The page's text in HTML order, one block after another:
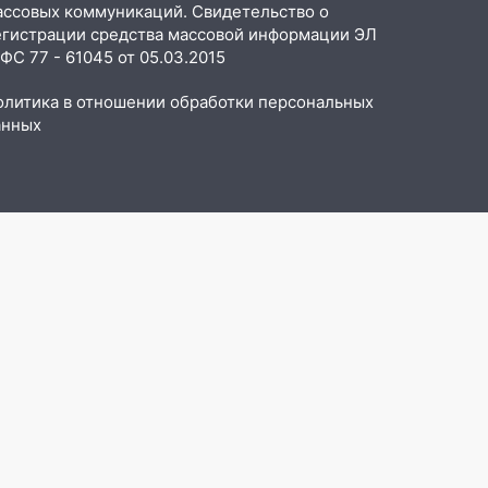
коммуникаций. Свидетельство о
средства массовой информации ЭЛ
77 - 61045 от 05.03.2015
в отношении обработки персональных